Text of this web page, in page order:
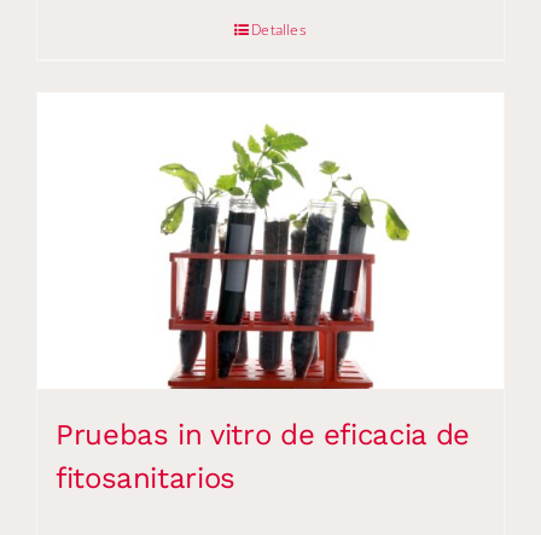
Detalles
Pruebas in vitro de eficacia de
fitosanitarios